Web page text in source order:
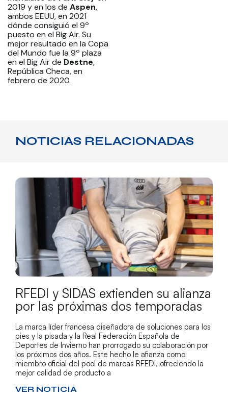
2019 y en los de Aspen,
ambos EEUU, en 2021
dónde consiguió el 9º
puesto en el Big Air. Su
mejor resultado en la Copa
del Mundo fue la 9º plaza
en el Big Air de Destne,
República Checa, en
febrero de 2020.
NOTICIAS RELACIONADAS
RFEDI y SIDAS extienden su alianza
por las próximas dos temporadas
La marca líder francesa diseñadora de soluciones para los
pies y la pisada y la Real Federación Española de
Deportes de Invierno han prorrogado su colaboración por
los próximos dos años. Este hecho le afianza como
miembro oficial del pool de marcas RFEDI, ofreciendo la
mejor calidad de producto a
VER NOTICIA